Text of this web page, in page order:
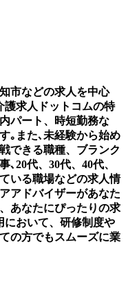
市などの求人を中心
護求人ドットコムの特
パート、時短勤務な
｡また､未経験から始め
できる職種、ブランク
20代、30代、40代、
いる職場などの求人情
アドバイザーがあなた
あなたにぴったりの求
において、研修制度や
の方でもスムーズに業